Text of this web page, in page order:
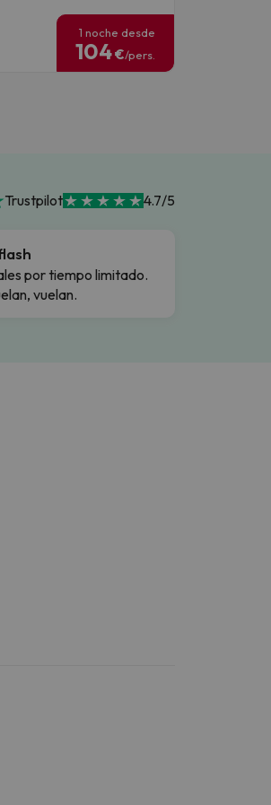
1 noche desde
104€/pers.
Trustpilot 4.7/5
por tiempo limitado.
vuelan.